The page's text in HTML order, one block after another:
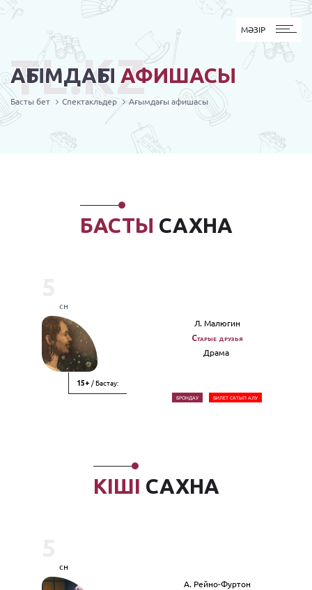
MӘЗІР
МӘЗІР
АҒЫМДАҒЫ АФИШАСЫ
TL.KZ
Басты бет Спектакльдер Ағымдағы афишасы
БАСТЫ САХНА
сн
15+ / Бастау:
Л. Малюгин
Старые друзья
Драма
БРОНДАУ БИЛЕТ САТЫП АЛУ
КІШІ САХНА
сн
А. Рейно-Фуртон